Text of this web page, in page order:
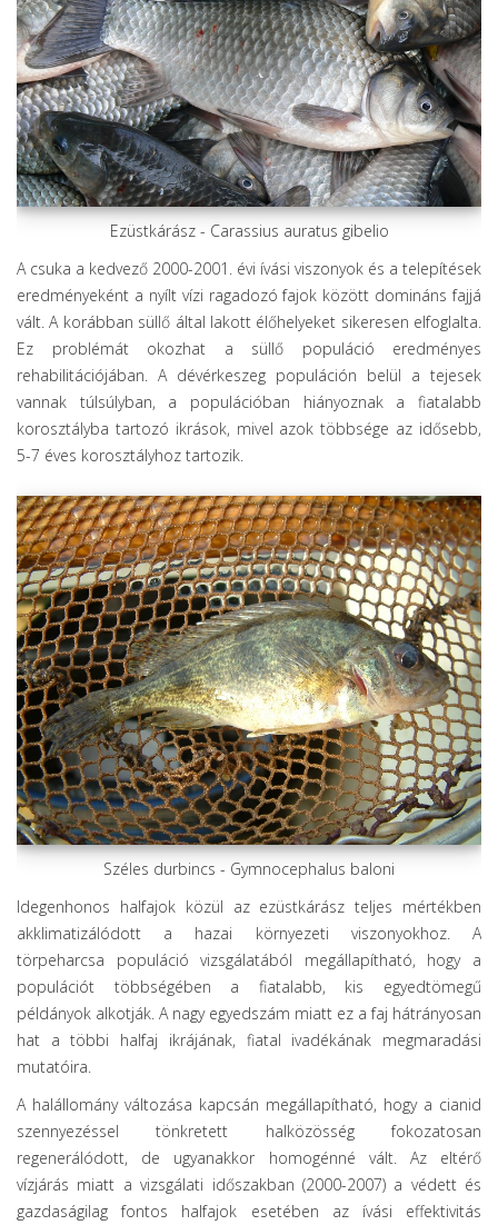
Ezüstkárász - Carassius auratus gibelio
A csuka a kedvező 2000-2001. évi ívási viszonyok és a telepítések
eredményeként a nyílt vízi ragadozó fajok között domináns fajjá
vált. A korábban süllő által lakott élőhelyeket sikeresen elfoglalta.
Ez problémát okozhat a süllő populáció eredményes
rehabilitációjában. A dévérkeszeg populáción belül a tejesek
vannak túlsúlyban, a populációban hiányoznak a fiatalabb
korosztályba tartozó ikrások, mivel azok többsége az idősebb,
5-7 éves korosztályhoz tartozik.
Széles durbincs - Gymnocephalus baloni
Idegenhonos halfajok közül az ezüstkárász teljes mértékben
akklimatizálódott a hazai környezeti viszonyokhoz. A
törpeharcsa populáció vizsgálatából megállapítható, hogy a
populációt többségében a fiatalabb, kis egyedtömegű
példányok alkotják. A nagy egyedszám miatt ez a faj hátrányosan
hat a többi halfaj ikrájának, fiatal ivadékának megmaradási
mutatóira.
A halállomány változása kapcsán megállapítható, hogy a cianid
szennyezéssel tönkretett halközösség fokozatosan
regenerálódott, de ugyanakkor homogénné vált. Az eltérő
vízjárás miatt a vizsgálati időszakban (2000-2007) a védett és
gazdaságilag fontos halfajok esetében az ívási effektivitás